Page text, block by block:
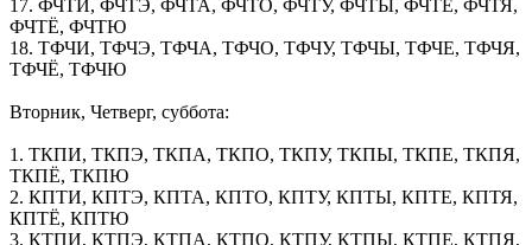
17. ФЧТИ, ФЧТЭ, ФЧТА, ФЧТО, ФЧТУ, ФЧТЫ, ФЧТЕ, ФЧТЯ,
ФЧТЁ, ФЧТЮ
18. ТФЧИ, ТФЧЭ, ТФЧА, ТФЧО, ТФЧУ, ТФЧЫ, ТФЧЕ, ТФЧЯ,
ТФЧЁ, ТФЧЮ
Вторник, Четверг, суббота:
1. ТКПИ, ТКПЭ, ТКПА, ТКПО, ТКПУ, ТКПЫ, ТКПЕ, ТКПЯ,
ТКПЁ, ТКПЮ
2. КПТИ, КПТЭ, КПТА, КПТО, КПТУ, КПТЫ, КПТЕ, КПТЯ,
КПТЁ, КПТЮ
3. КТПИ, КТПЭ, КТПА, КТПО, КТПУ, КТПЫ, КТПЕ, КТПЯ,